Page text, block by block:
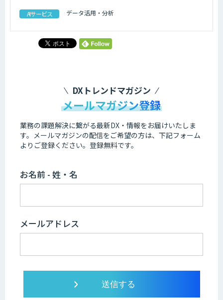
AIサービス データ活用・分析
DXトレンドマガジン
メールマガジン登録
業務の課題解決に繋がる最新DX・情報をお届けいたしま
す。 メールマガジンの配信をご希望の方は、下記フォーム
よりご登録ください。登録無料です。
お名前 - 姓・名
メールアドレス